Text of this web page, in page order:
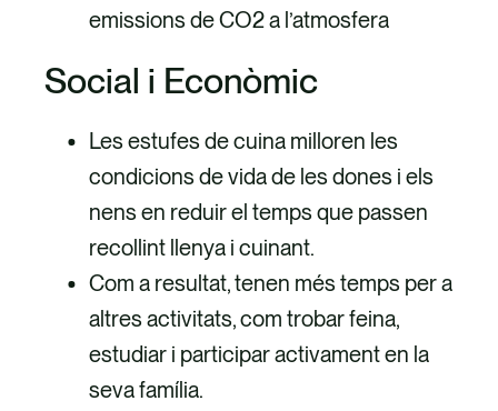
emissions de CO2 a l’atmosfera
Social i Econòmic
Les estufes de cuina milloren les
condicions de vida de les dones i els
nens en reduir el temps que passen
recollint llenya i cuinant.
Com a resultat, tenen més temps per a
altres activitats, com trobar feina,
estudiar i participar activament en la
seva família.